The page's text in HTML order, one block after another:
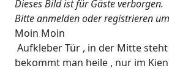
Dieses Bild ist für Gäste verborgen.
Bitte anmelden oder registrieren
Moin Moin
Aufkleber Tür , in der Mitte steht
bekommt man heile , nur im